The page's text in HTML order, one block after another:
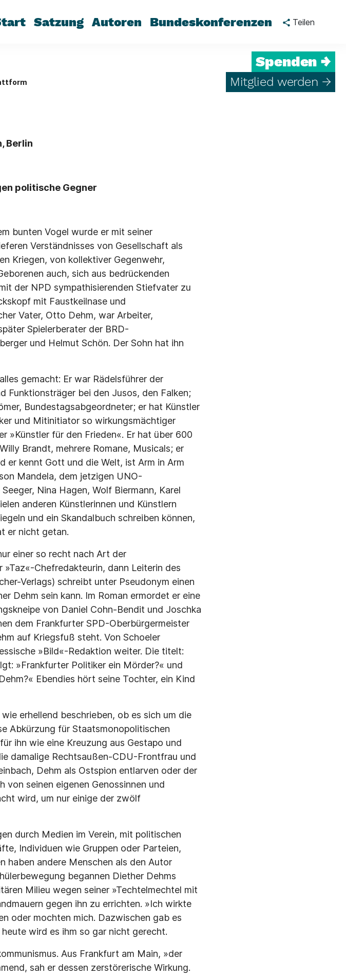
Satzung Autoren Bundeskonferenzen Teilen
Spenden →
Mitglied werden →
Berlin
politische Gegner
bunten Vogel wurde er mit seiner
Verständnisses von Gesellschaft als
Kriegen, von kollektiver Gegenwehr,
auch, sich aus bedrückenden
der NPD sympathisierenden Stiefvater zu
mit Faustkeilnase und
Vater, Otto Dehm, war Arbeiter,
Spielerberater der BRD-
und Helmut Schön. Der Sohn hat ihn
gemacht: Er war Rädelsführer der
Funktionsträger bei den Jusos, den Falken;
Bundestagsabgeordneter; er hat Künstler
und Mitinitiator so wirkungsmächtiger
»Künstler für den Frieden«. Er hat über 600
Brandt, mehrere Romane, Musicals; er
er kennt Gott und die Welt, ist Arm in Arm
Mandela, dem jetzigen UNO-
Nina Hagen, Wolf Biermann, Karel
anderen Künstlerinnen und Künstlern
und ein Skandalbuch schreiben können,
er nicht getan.
einer so recht nach Art der
»Taz«-Chefredakteurin, dann Leiterin des
Verlags) schreibt unter Pseudonym einen
Dehm sein kann. Im Roman ermordet er eine
von Daniel Cohn-Bendit und Joschka
dem Frankfurter SPD-Oberbürgermeister
auf Kriegsfuß steht. Von Schoeler
»Bild«-Redaktion weiter. Die titelt:
»Frankfurter Politiker ein Mörder?« und
Ebendies hört seine Tochter, ein Kind
erhellend beschrieben, ob es sich um die
Abkürzung für Staatsmonopolitischen
ihn wie eine Kreuzung aus Gestapo und
damalige Rechtsaußen-CDU-Frontfrau und
Dehm als Ostspion entlarven oder der
seinen eigenen Genossinnen und
wird, um nur einige der zwölf
durch Medien im Verein, mit politischen
Individuen wie Gruppen oder Parteien,
haben andere Menschen als den Autor
begannen Diether Dehms
Milieu wegen seiner »Techtelmechtel mit
gegen ihn zu errichten. »Ich wirkte
oder mochten mich. Dazwischen gab es
wird es ihm so gar nicht gerecht.
Aus Frankfurt am Main, »der
sah er dessen zerstörerische Wirkung.